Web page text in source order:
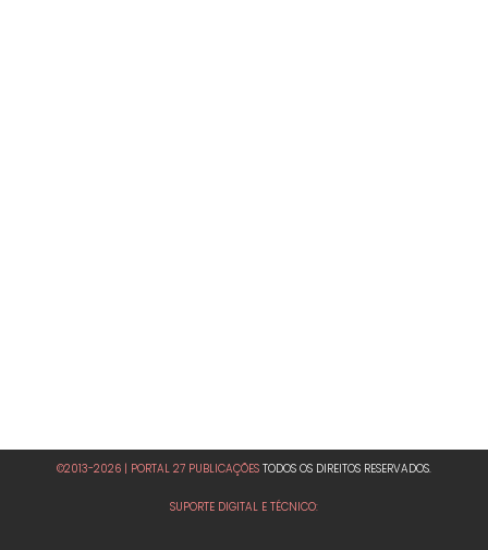
©2013-2026 | PORTAL 27 PUBLICAÇÕES TODOS OS DIREITOS RESERVADOS.
SUPORTE DIGITAL E TÉCNICO: